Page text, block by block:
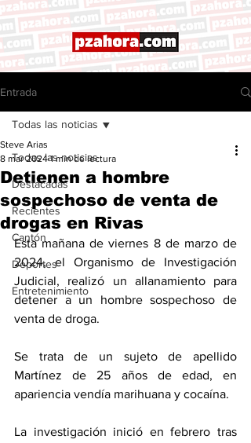
Entrada
Todas las noticias
Destacadas
Recientes
Cantón
Deportes
Entretenimiento
Todas las noticias
Detienen a hombre
sospechoso de venta de
drogas en Rivas
Steve Arias
8 mar 2024 1 min de lectura
Esta mañana de viernes 8 de marzo de
2024, el Organismo de Investigación
Judicial, realizó un allanamiento para
detener a un hombre sospechoso de
venta de droga.
Se trata de un sujeto de apellido
Martínez de 25 años de edad, en
apariencia vendía marihuana y cocaína.
La investigación inició en febrero tras